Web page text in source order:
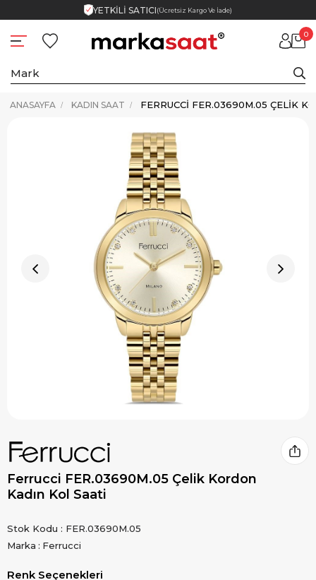
YETKİLİ SATICI(Ücretsiz Kargo Ve İade)
0
ANASAYFA KADIN SAAT
Ferrucci FER.03690M.05 Çelik Kordon
Kadın Kol Saati
Stok Kodu
FER.03690M.05
Marka : Ferrucci
Renk Seçenekleri